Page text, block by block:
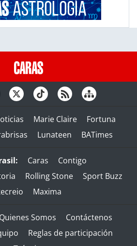
Marie Claire
Fortuna
Lunateen BATimes
Caras
Contigo
Rolling Stone
Sport Buzz
Maxima
Quienes Somos
Contáctenos
Reglas de participación